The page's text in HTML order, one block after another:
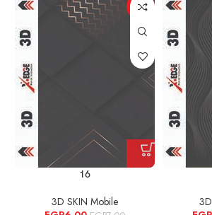
-14%
16
3D SKIN Mobile